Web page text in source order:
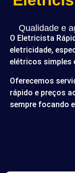
Qualidade e
O Eletricista
eletricidade,
elétricos simples
Oferecemos
rápido e preços
sempre focando